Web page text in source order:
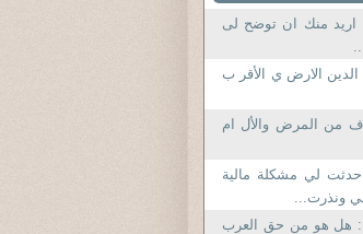
اريد منك ان توضح لى
الارض ي الأقر ب
من المرض والأل ام
لي مشكلة مالية
ونذرت...
: هل هو من حق العرب